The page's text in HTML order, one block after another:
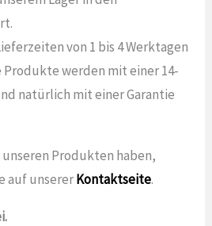
von 1 bis 4 Werktagen
Produkte werden mit einer 14-
natürlich mit einer Garantie
Produkten haben,
auf unsererKontaktseite.